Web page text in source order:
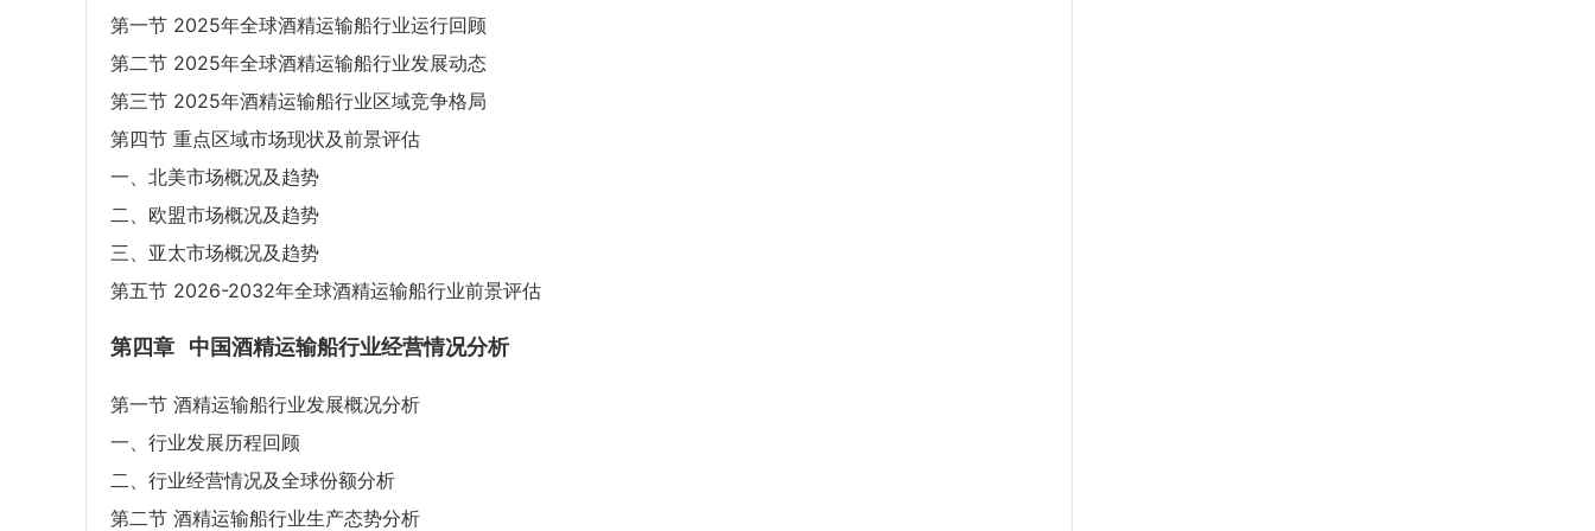
第一节 2025年全球酒精运输船行业运行回顾
第二节 2025年全球酒精运输船行业发展动态
第三节 2025年酒精运输船行业区域竞争格局
第四节 重点区域市场现状及前景评估
一、北美市场概况及趋势
二、欧盟市场概况及趋势
三、亚太市场概况及趋势
第五节 2026-2032年全球酒精运输船行业前景评估
第四章 中国酒精运输船行业经营情况分析
第一节 酒精运输船行业发展概况分析
一、行业发展历程回顾
二、行业经营情况及全球份额分析
第二节 酒精运输船行业生产态势分析